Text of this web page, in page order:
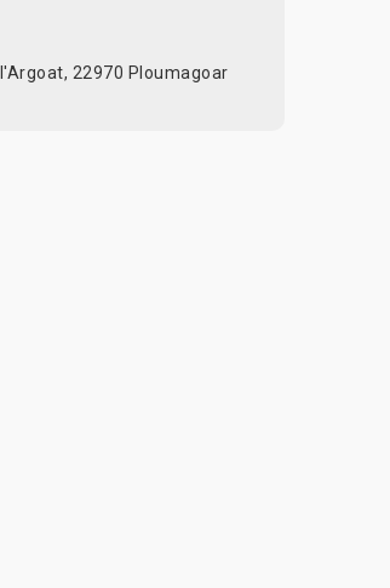
22970 Ploumagoar